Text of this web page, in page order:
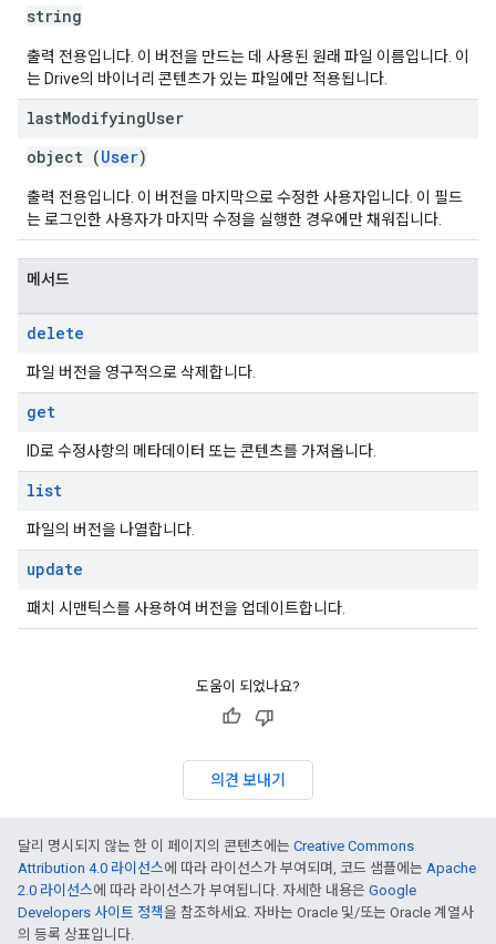
string
출력 전용입니다. 이 버전을 만드는 데 사용된 원래 파일 이름입니다. 이
는 Drive의 바이너리 콘텐츠가 있는 파일에만 적용됩니다.
lastModifyingUser
object (User)
출력 전용입니다. 이 버전을 마지막으로 수정한 사용자입니다. 이 필드
는 로그인한 사용자가 마지막 수정을 실행한 경우에만 채워집니다.
메서드
delete
파일 버전을 영구적으로 삭제합니다.
get
ID로 수정사항의 메타데이터 또는 콘텐츠를 가져옵니다.
list
파일의 버전을 나열합니다.
update
패치 시맨틱스를 사용하여 버전을 업데이트합니다.
도움이 되었나요?
의견 보내기
달리 명시되지 않는 한 이 페이지의 콘텐츠에는 Creative Commons
Attribution 4.0 라이선스에 따라 라이선스가 부여되며, 코드 샘플에는 Apache
2.0 라이선스에 따라 라이선스가 부여됩니다. 자세한 내용은 Google
Developers 사이트 정책을 참조하세요. 자바는 Oracle 및/또는 Oracle 계열사
의 등록 상표입니다.